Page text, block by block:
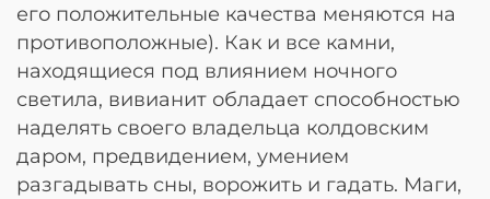
его положительные качества меняются на
противоположные). Как и все камни,
находящиеся под влиянием ночного
светила, вивианит обладает способностью
наделять своего владельца колдовским
даром, предвидением, умением
разгадывать сны, ворожить и гадать. Маги,